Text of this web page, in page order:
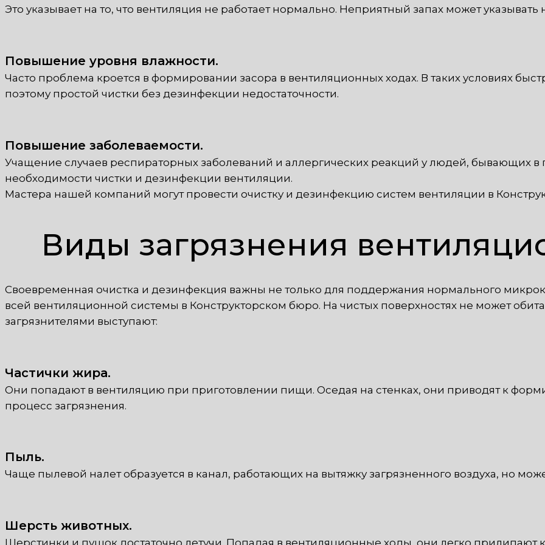
Это указывает на то, что вентиляция не работает нормально. Неприятный запах может указывать
Повышение уровня влажности.
Часто проблема кроется в формировании засора в вентиляционных ходах. В таких условиях
поэтому простой чистки без дезинфекции недостаточности.
Повышение заболеваемости.
Учащение случаев респираторных заболеваний и аллергических реакций у людей, бывающих в
необходимости чистки и дезинфекции вентиляции.
Мастера нашей компаний могут провести очистку и дезинфекцию систем вентиляции в
Виды загрязнения
Своевременная очистка и дезинфекция важны не только для поддержания нормального
всей вентиляционной системы в Конструкторском бюро. На чистых поверхностях не может
загрязнителями выступают:
Частички жира.
Они попадают в вентиляцию при приготовлении пищи. Оседая на стенках, они приводят к
процесс загрязнения.
Пыль.
Чаще пылевой налет образуется в канал, работающих на вытяжку загрязненного воздуха, но
Шерсть животных.
Шерстинки и пушок достаточно летучи. Попадая в вентиляционные ходы, они легко прилипают